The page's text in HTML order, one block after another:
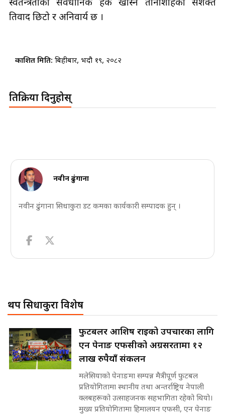
स्वतन्त्रताको संवैधानिक हक खोस्ने तानाशाहको सशक्त
प्रतिवाद छिटो र अनिवार्य छ ।
प्रकाशित मिति: बिहीबार, भदौ १९, २०८२
प्रतिक्रिया दिनुहोस्
नवीन ढुंगाना
नवीन ढुंगाना सिधाकुरा डट कमका कार्यकारी सम्पादक हुन् ।
थप सिधाकुरा विशेष
फुटबलर आशिष राईको उपचारका लागि
एन पेनाङ एफसीको अग्रसरतामा १२
लाख रुपैयाँ संकलन
मलेसियाको पेनाङमा सम्पन्न मैत्रीपूर्ण फुटबल
प्रतियोगितामा स्थानीय तथा अन्तर्राष्ट्रिय नेपाली
क्लबहरूको उत्साहजनक सहभागिता रहेको थियो।
मुख्य प्रतियोगितामा हिमालयन एफसी, एन पेनाङ